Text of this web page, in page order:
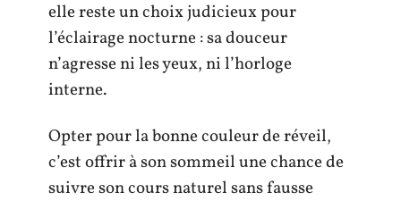
elle reste un choix judicieux pour
l’éclairage nocturne : sa douceur
n’agresse ni les yeux, ni l’horloge
interne.
Opter pour la bonne couleur de réveil,
c’est offrir à son sommeil une chance de
suivre son cours naturel sans fausse